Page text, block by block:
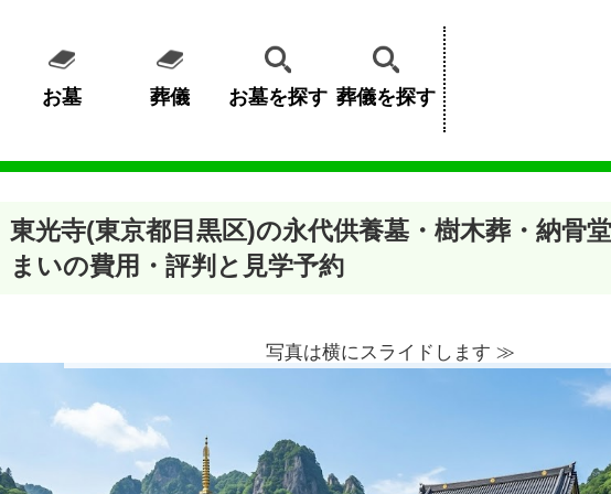
お墓 葬儀 お墓を探す 葬儀を探す
東光寺(東京都目黒区)の永代供養墓・樹木葬・納骨
まいの費用・評判と見学予約
写真は横にスライドします ≫︎